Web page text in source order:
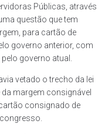
Públicas, através
questão que tem
para cartão de
governo anterior, com
governo atual.
vetado o trecho da lei
da margem consignável
consignado de